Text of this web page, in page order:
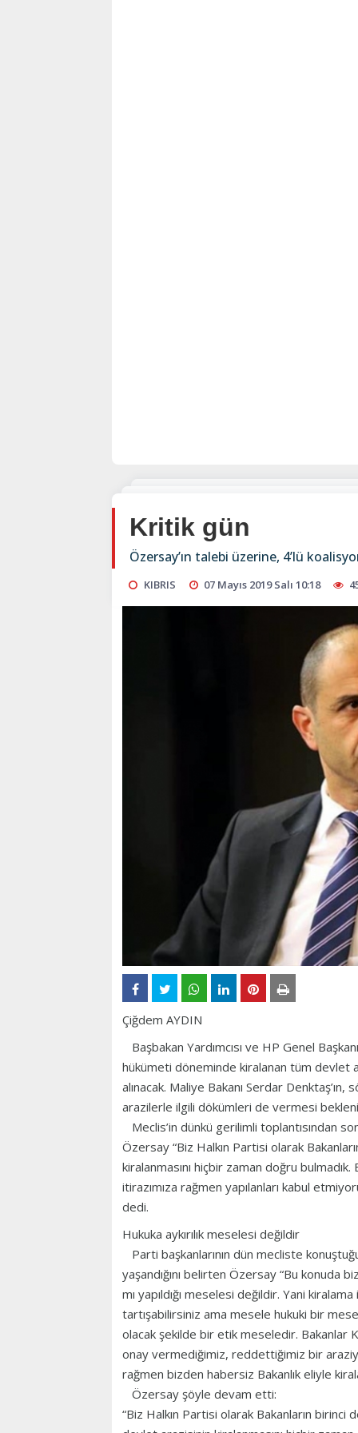
Kritik gün
Özersay’ın talebi üzerine, 4’lü
KIBRIS 07 Mayıs 2019 Salı 10:18
Çiğdem AYDIN
Başbakan Yardımcısı ve HP Genel
hükümeti döneminde kiralanan tüm devlet
alınacak. Maliye Bakanı Serdar
arazilerle ilgili dökümleri de vermesi
Meclis’in dünkü gerilimli toplantısından
Özersay “Biz Halkın Partisi olarak
kiralanmasını hiçbir zaman doğru
itirazımıza rağmen yapılanları kabul
dedi.
Hukuka aykırılık meselesi değildir
Parti başkanlarının dün mecliste
yaşandığını belirten Özersay “Bu konuda
mı yapıldığı meselesi değildir. Yani
tartışabilirsiniz ama mesele hukuki bir
olacak şekilde bir etik meseledir. Bakanlar
onay vermediğimiz, reddettiğimiz bir
rağmen bizden habersiz Bakanlık eliyle
Özersay şöyle devam etti:
“Biz Halkın Partisi olarak Bakanların birinci